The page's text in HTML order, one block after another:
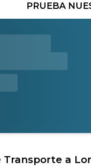
PRUEBA
Transporte a